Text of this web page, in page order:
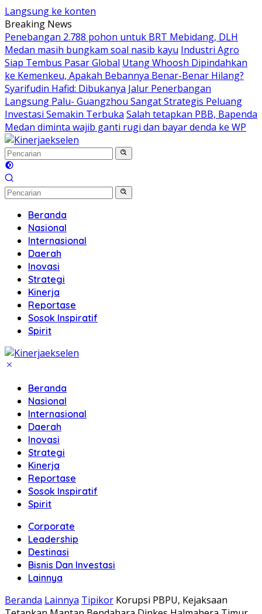
Langsung ke konten
Breaking News
Penebangan 2.788 pohon untuk BRT Mebidang, DLH
Medan masih bungkam soal nasib kayu Industri Agro
Siap Tembus Pasar Global Utang Whoosh Dipindahkan
ke Kemenkeu, Apakah Bebannya Benar-Benar Hilang?
Syarifudin Hafid: Dibukanya Jalur Penerbangan
Langsung Palu- Guangzhou Sangat Strategis Peluang
Investasi Semakin Terbuka Salah tetapkan PBB, Bapenda
Medan diminta wajib ganti rugi dan bayar denda ke WP
Beranda
Nasional
Internasional
Daerah
Inovasi
Strategi
Kinerja
Reportase
Sosok Inspiratif
Spirit
Beranda
Nasional
Internasional
Daerah
Inovasi
Strategi
Kinerja
Reportase
Sosok Inspiratif
Spirit
Corporate
Leadership
Destinasi
Bisnis Dan Investasi
Lainnya
Beranda Lainnya Tipikor Korupsi PBPU, Kejaksaan